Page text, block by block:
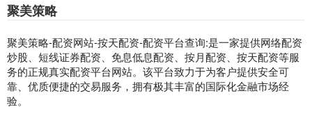
聚美策略
聚美策略-配资网站-按天配资-配资平台查询:是一家提供网络配资
炒股、短线证券配资、免息低息配资、按月配资、按天配资等服
务的正规真实配资平台网站。该平台致力于为客户提供安全可
靠、优质便捷的交易服务，拥有极其丰富的国际化金融市场经
验。